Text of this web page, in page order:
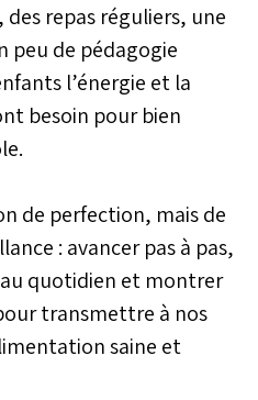
repas réguliers, une
peu de pédagogie
l’énergie et la
besoin pour bien
de perfection, mais de
: avancer pas à pas,
quotidien et montrer
transmettre à nos
saine et